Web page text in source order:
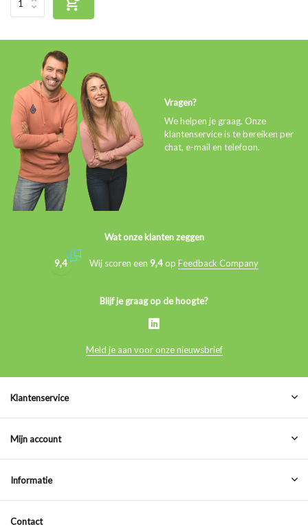
Vragen?
We helpen je graag. Onze
klantenservice is te bereiken per
chat, e-mail en telefoon.
Wat onze klanten zeggen
9,4 Wij scoren een 9,4op Feedback Company
Blijf je graag op de hoogte?
Meld je aan voor onze nieuwsbrief
Klantenservice
Mijn account
Informatie
Contact